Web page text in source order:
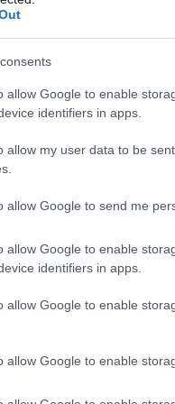
allow Google to enable
identifiers in apps.
allow my user data to be
allow Google to send me
allow Google to enable
identifiers in apps.
allow Google to enable
allow Google to enable
nekik: „chat rats”,
készletei apadni
hivatalosan is bezárt,
szennyezett vízzel.